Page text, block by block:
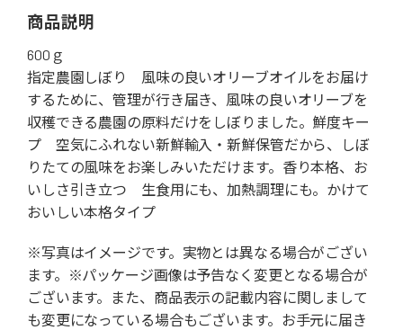
商品説明
600ｇ
指定農園しぼり 風味の良いオリーブオイルをお届け
するために、管理が行き届き、風味の良いオリーブを
収穫できる農園の原料だけをしぼりました。鮮度キー
プ 空気にふれない新鮮輸入・新鮮保管だから、しぼ
りたての風味をお楽しみいただけます。香り本格、お
いしさ引き立つ 生食用にも、加熱調理にも。かけて
おいしい本格タイプ
※写真はイメージです。実物とは異なる場合がござい
ます。※パッケージ画像は予告なく変更となる場合が
ございます。また、商品表示の記載内容に関しまして
も変更になっている場合もございます。お手元に届き